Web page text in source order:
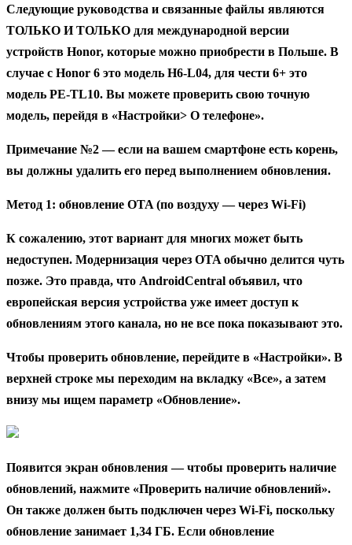
Следующие руководства и связанные файлы являются
ТОЛЬКО И ТОЛЬКО для международной версии
устройств Honor, которые можно приобрести в Польше. В
случае с Honor 6 это модель H6-L04, для чести 6+ это
модель PE-TL10. Вы можете проверить свою точную
модель, перейдя в «Настройки> О телефоне».
Примечание №2— если на вашем смартфоне есть корень,
вы должны удалить его перед выполнением обновления.
Метод 1: обновление OTA (по воздуху — через Wi-Fi)
К сожалению, этот вариант для многих может быть
недоступен. Модернизация через OTA обычно делится чуть
позже. Это правда, что AndroidCentral объявил, что
европейская версия устройства уже имеет доступ к
обновлениям этого канала, но не все пока показывают это.
Чтобы проверить обновление, перейдите в «Настройки». В
верхней строке мы переходим на вкладку «Все», а затем
внизу мы ищем параметр «Обновление».
Появится экран обновления — чтобы проверить наличие
обновлений, нажмите «Проверить наличие обновлений».
Он также должен быть подключен через Wi-Fi, поскольку
обновление занимает 1,34 ГБ. Если обновление